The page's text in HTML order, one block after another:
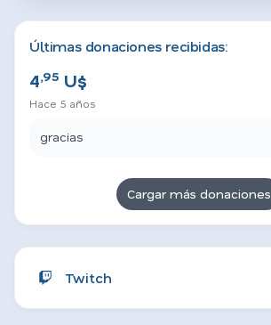
Últimas donaciones recibidas:
4,95 U$
Hace 5 años
gracias
Cargar más donaciones
Twitch